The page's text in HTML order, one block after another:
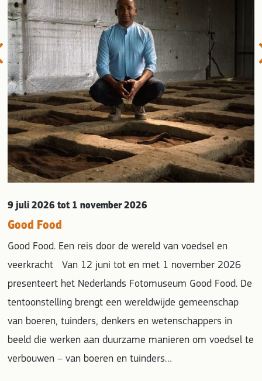
9 juli 2026tot 1 november 2026
Good Food
Good Food. Een reis door de wereld van voedsel en
veerkracht Van 12 juni tot en met 1 november 2026
presenteert het Nederlands Fotomuseum Good Food. De
tentoonstelling brengt een wereldwijde gemeenschap
van boeren, tuinders, denkers en wetenschappers in
beeld die werken aan duurzame manieren om voedsel te
verbouwen – van boeren en tuinders…